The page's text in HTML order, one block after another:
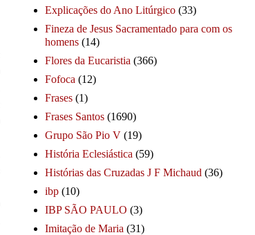
Explicações do Ano Litúrgico (33)
Fineza de Jesus Sacramentado para com os
homens (14)
Flores da Eucaristia (366)
Fofoca (12)
Frases (1)
Frases Santos (1690)
Grupo São Pio V (19)
História Eclesiástica (59)
Histórias das Cruzadas J F Michaud (36)
ibp (10)
IBP SÃO PAULO (3)
Imitação de Maria (31)